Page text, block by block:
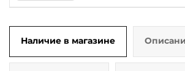
Наличие в магазине